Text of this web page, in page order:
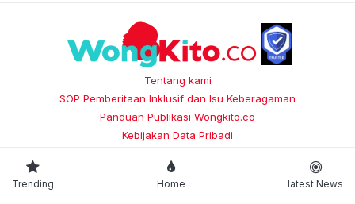
Tentang kami
SOP Pemberitaan Inklusif dan Isu Keberagaman
Panduan Publikasi Wongkito.co
Kebijakan Data Pribadi
Pedoman Media Siber
Transparency Report
Trending Home latest News